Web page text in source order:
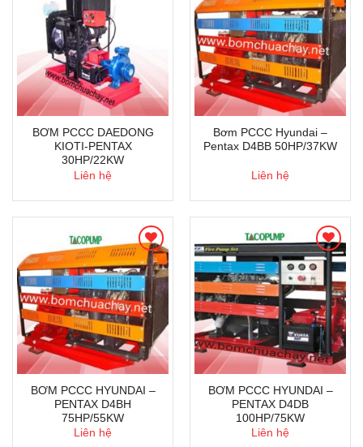
BƠM PCCC DAEDONG
KIOTI-PENTAX
30HP/22KW
Liên hệ
Bơm PCCC Hyundai –
Pentax D4BB 50HP/37KW
Liên hệ
BƠM PCCC HYUNDAI –
PENTAX D4BH
75HP/55KW
Liên hệ
BƠM PCCC HYUNDAI –
PENTAX D4DB
100HP/75KW
Liên hệ